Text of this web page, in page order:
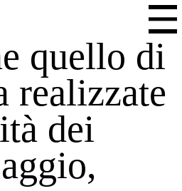
quello di
realizzate
dei